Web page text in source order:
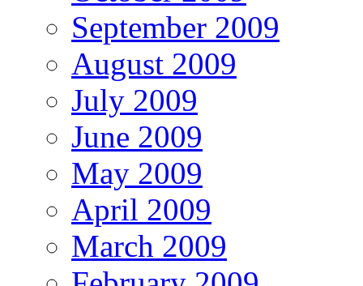
September 2009
August 2009
July 2009
June 2009
May 2009
April 2009
March 2009